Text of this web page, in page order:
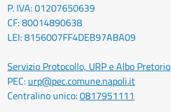
P. IVA: 01207650639
CF: 80014890638
LEI: 8156007FF4DEB97ABA09
Servizio Protocollo, URP e Albo Pretorio
PEC: urp@pec.comune.napoli.it
Centralino unico:0817951111